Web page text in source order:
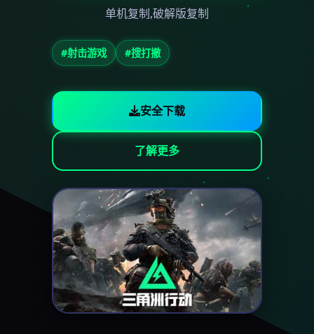
单机复制,破解版复制
#射击游戏 #搜打撤
安全下载
了解更多